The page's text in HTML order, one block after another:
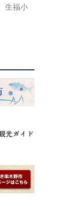
生福小